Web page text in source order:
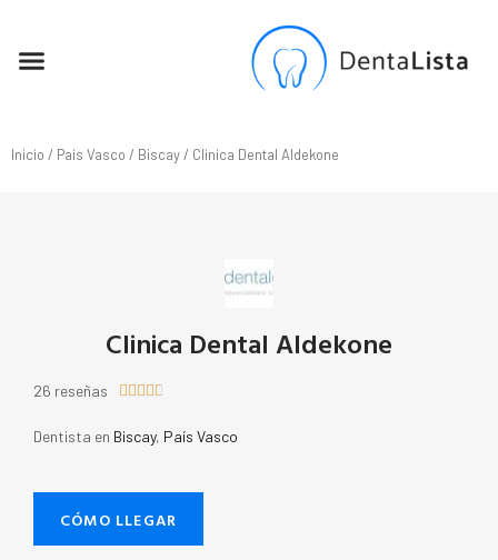
Inicio / País Vasco / Biscay/ Clinica Dental Aldekone
Clinica Dental Aldekone
26 reseñas     
Dentista en Biscay, País Vasco
CÓMO LLEGAR